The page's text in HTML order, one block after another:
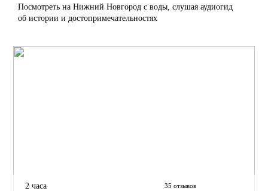
Посмотреть на Нижний Новгород с воды, слушая аудиогид
об истории и достопримечательностях
2 часа 35 отзывов